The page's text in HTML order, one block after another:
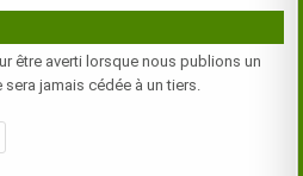
être averti lorsque nous publions un
jamais cédée à un tiers.